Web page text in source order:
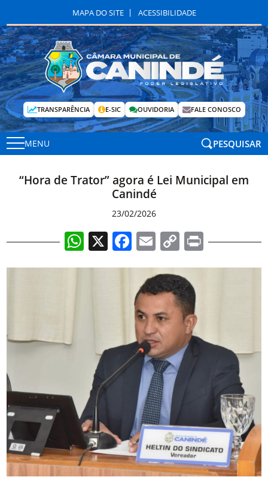
MAPA DO SITE ACESSIBILIDADE
TRANSPARÊNCIA E-SIC OUVIDORIA FALE CONOSCO
MENU PESQUISAR
“Hora de Trator” agora é Lei Municipal em
Canindé
23/02/2026
WhatsApp
X Facebook
EmailCopyPrint